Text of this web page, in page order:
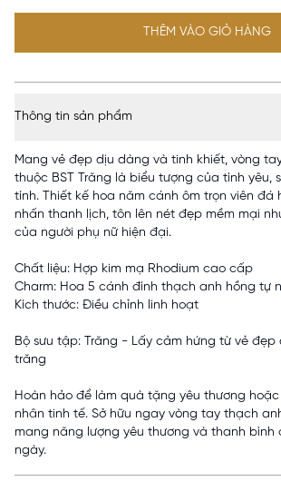
THÊM VÀO GIỎ HÀNG
Thông tin sản phẩm
Mang vẻ đẹp dịu dàng và tinh khiết, vòng
thuộc BST Trăng là biểu tượng của tình yêu,
tính. Thiết kế hoa năm cánh ôm trọn viên đá
nhấn thanh lịch, tôn lên nét đẹp mềm mại
của người phụ nữ hiện đại.
Chất liệu: Hợp kim mạ Rhodium cao cấp
Charm: Hoa 5 cánh đính thạch anh hồng tự
Kích thước: Điều chỉnh linh hoạt
Bộ sưu tập: Trăng - Lấy cảm hứng từ vẻ
trăng
Hoàn hảo để làm quà tặng yêu thương
nhân tinh tế. Sở hữu ngay vòng tay thạch
mang năng lượng yêu thương và thanh bình
ngày.